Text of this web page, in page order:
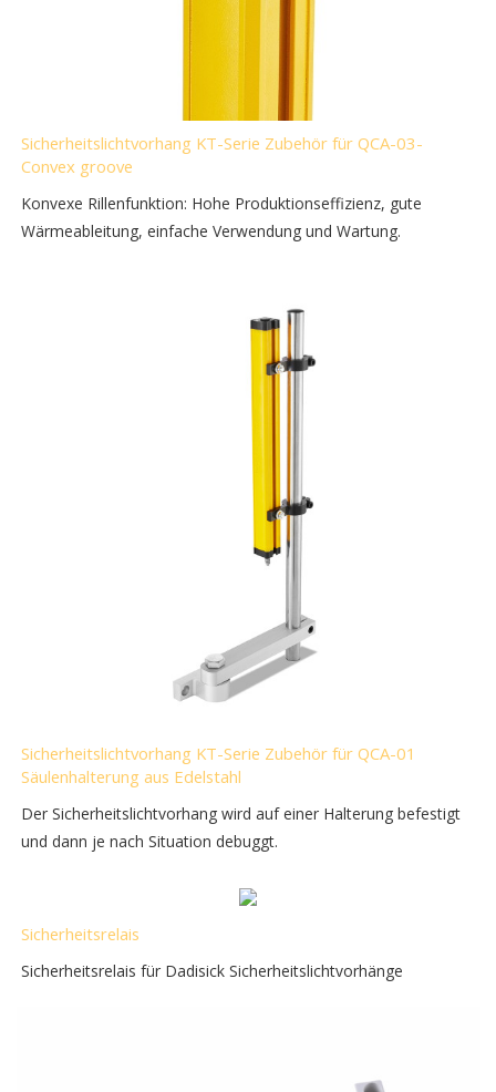
Sicherheitslichtvorhang KT-Serie Zubehör für QCA-03-
Convex groove
Konvexe Rillenfunktion: Hohe Produktionseffizienz, gute
Wärmeableitung, einfache Verwendung und Wartung.
Sicherheitslichtvorhang KT-Serie Zubehör für QCA-01
Säulenhalterung aus Edelstahl
Der Sicherheitslichtvorhang wird auf einer Halterung befestigt
und dann je nach Situation debuggt.
Sicherheitsrelais
Sicherheitsrelais für Dadisick Sicherheitslichtvorhänge